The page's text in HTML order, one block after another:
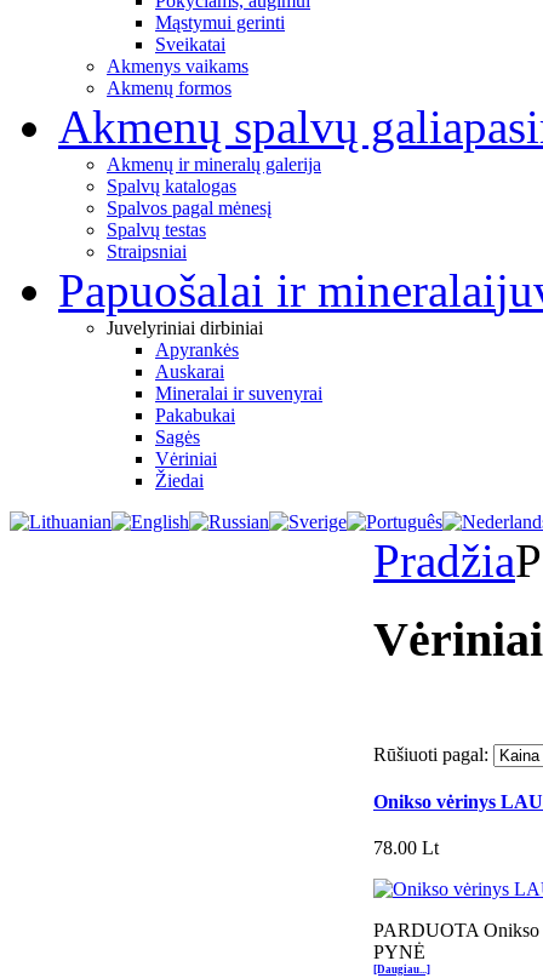
Mąstymui gerinti
Sveikatai
Akmenys vaikams
Akmenų formos
Akmenų spalvų galia
Akmenų ir mineralų galerija
Spalvų katalogas
Spalvos pagal mėnesį
Spalvų testas
Straipsniai
Papuošalai ir mineralai
Juvelyriniai dirbiniai
Apyrankės
Auskarai
Mineralai ir suvenyrai
Pakabukai
Sagės
Vėriniai
Žiedai
Pradžia
Vėriniai
Rūšiuoti pagal:
Onikso vėrinys
78.00 Lt
PARDUOTA
PYNĖ
[Daugiau...]